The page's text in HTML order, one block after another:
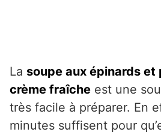
La soupe aux épinards et
crème fraîche est une
très facile à préparer. En
minutes suffisent pour